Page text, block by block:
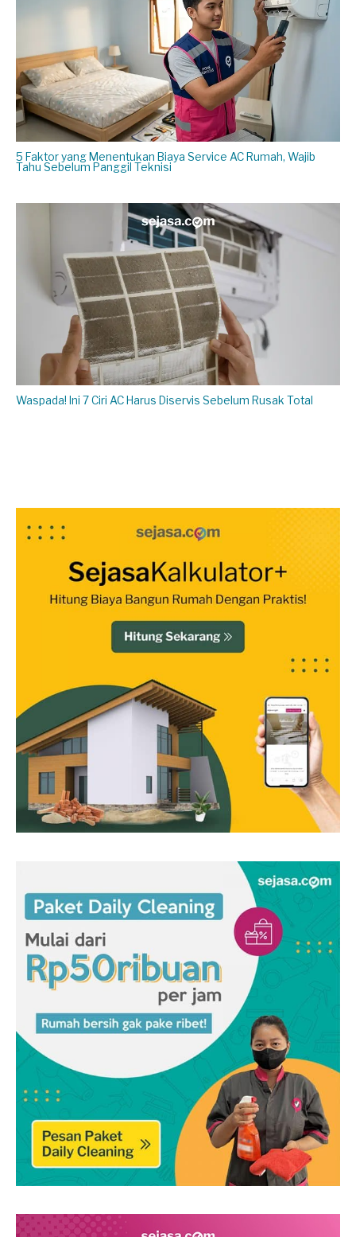
5 Faktor yang Menentukan Biaya Service AC Rumah, Wajib
Tahu Sebelum Panggil Teknisi
Waspada! Ini 7 Ciri AC Harus Diservis Sebelum Rusak Total